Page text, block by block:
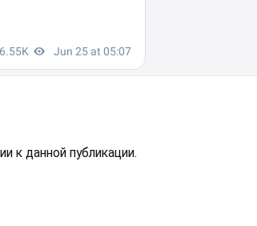
к данной публикации.